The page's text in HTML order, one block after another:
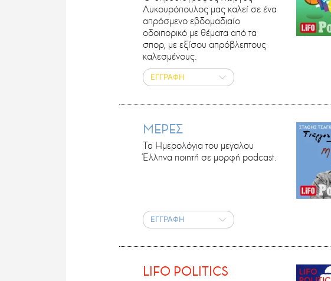
Λυκουρόπουλος μας καλεί σε ένα
απρόσμενο εβδομαδιαίο
οδοιπορικό με θέματα από τα
σπορ, με εξίσου απρόβλεπτους
καλεσμένους.
ΕΓΓΡΑΦΗ
ΜΕΡΕΣ
Τα Ημερολόγια του μεγαλου
Έλληνα ποιητή σε μορφή podcast.
ΕΓΓΡΑΦΗ
LIFO POLITICS